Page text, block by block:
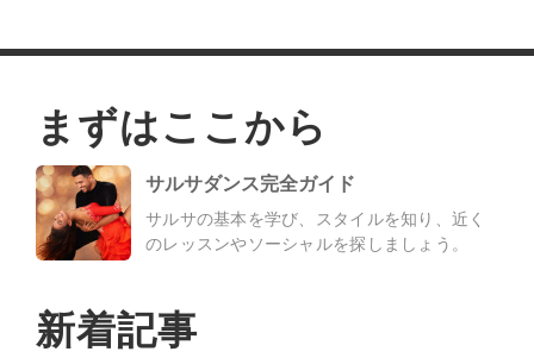
まずはここから
サルサダンス完全ガイド
サルサの基本を学び、スタイルを知り、近く
のレッスンやソーシャルを探しましょう。
新着記事